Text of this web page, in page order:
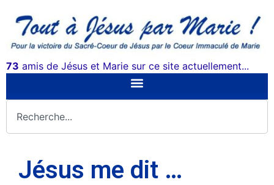
73 amis de Jésus et Marie sur ce site actuellement...
Jésus me dit …